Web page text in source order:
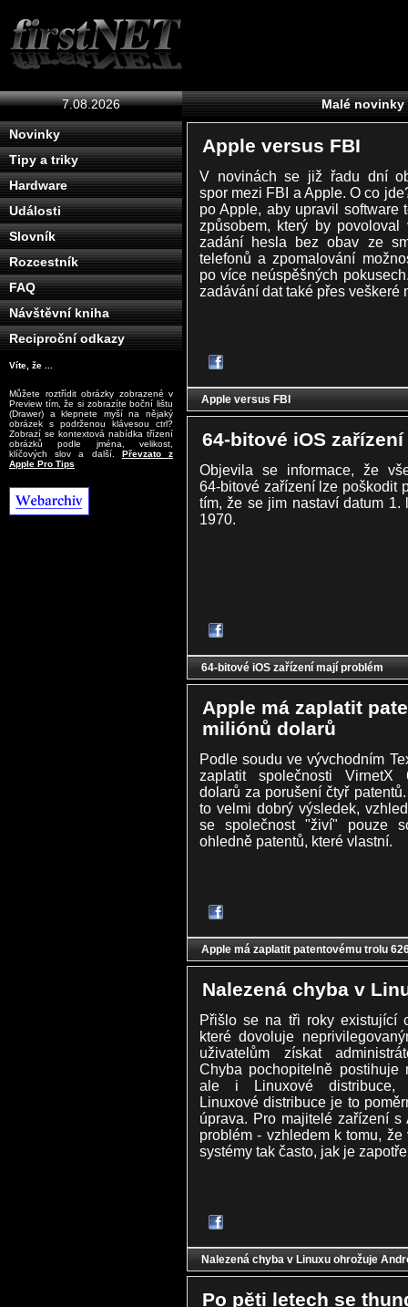
7.08.2026
Novinky
Tipy a triky
Hardware
Události
Slovník
Rozcestník
FAQ
Návštěvní kniha
Reciproční odkazy
Víte, že ...
Můžete roztřídit obrázky zobrazené v
Preview tím, že si zobrazíte boční lištu
(Drawer) a klepnete myší na nějaký
obrázek s podrženou klávesou ctrl?
Zobrazí se kontextová nabídka třízení
obrázků podle jména, velikost,
klíčových slov a další. Převzato z
Apple Pro Tips
Malé
Apple versus FBI
V novinách se již řadu dní
spor mezi FBI a Apple. O co
po Apple, aby upravil software
způsobem, který by
zadání hesla bez obav ze
telefonů a zpomalování
po více neúspěšných
zadávání dat také přes veškeré
Apple versus FBI
64-bitové iOS
Objevila se informace, že
64-bitové zařízení lze poškodit
tím, že se jim nastaví datum 1.
1970.
64-bitové iOS zařízení mají problém
Apple má zaplatit
miliónů dolarů
Podle soudu ve vývchodním
zaplatit společnosti VirnetX
dolarů za porušení čtyř
to velmi dobrý výsledek,
se společnost "živí" pouze
ohledně patentů, které vlastní.
Apple má zaplatit patentovému trolu
Nalezená chyba v
Přišlo se na tři roky existující
které dovoluje
uživatelům získat
Chyba pochopitelně postihuje
ale i Linuxové distribuce,
Linuxové distribuce je to
úprava. Pro majitelé zařízení
problém - vzhledem k tomu,
systémy tak často, jak je
Nalezená chyba v Linuxu ohrožuje
Po pěti letech se